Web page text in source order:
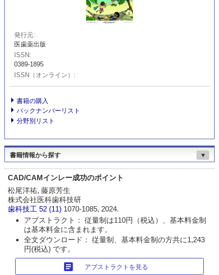
発行元
医歯薬出版
ISSN
0389-1895
ISSN（オンライン）
書籍の購入
バックナンバーリスト
分野別リスト
書籍情報から探す ▼
CAD/CAMインレー成功のポイント
松尾洋祐, 藤原芳生
株式会社医科歯科技研
歯科技工 52 (11) 1070-1085, 2024.
アブストラクト： 従量制は110円（税込）、基本料金制
は基本料金に含まれます。
全文ダウンロード： 従量制、基本料金制の方共に1,243
円(税込) です。
article アブストラクトを見る